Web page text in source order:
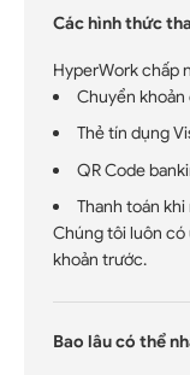
Các hình thức
HyperWork chấp
Chuyển
Thẻ tín dụng
QR Code
Thanh toán
Chúng tôi luôn có
khoản trước.
Bao lâu có thể